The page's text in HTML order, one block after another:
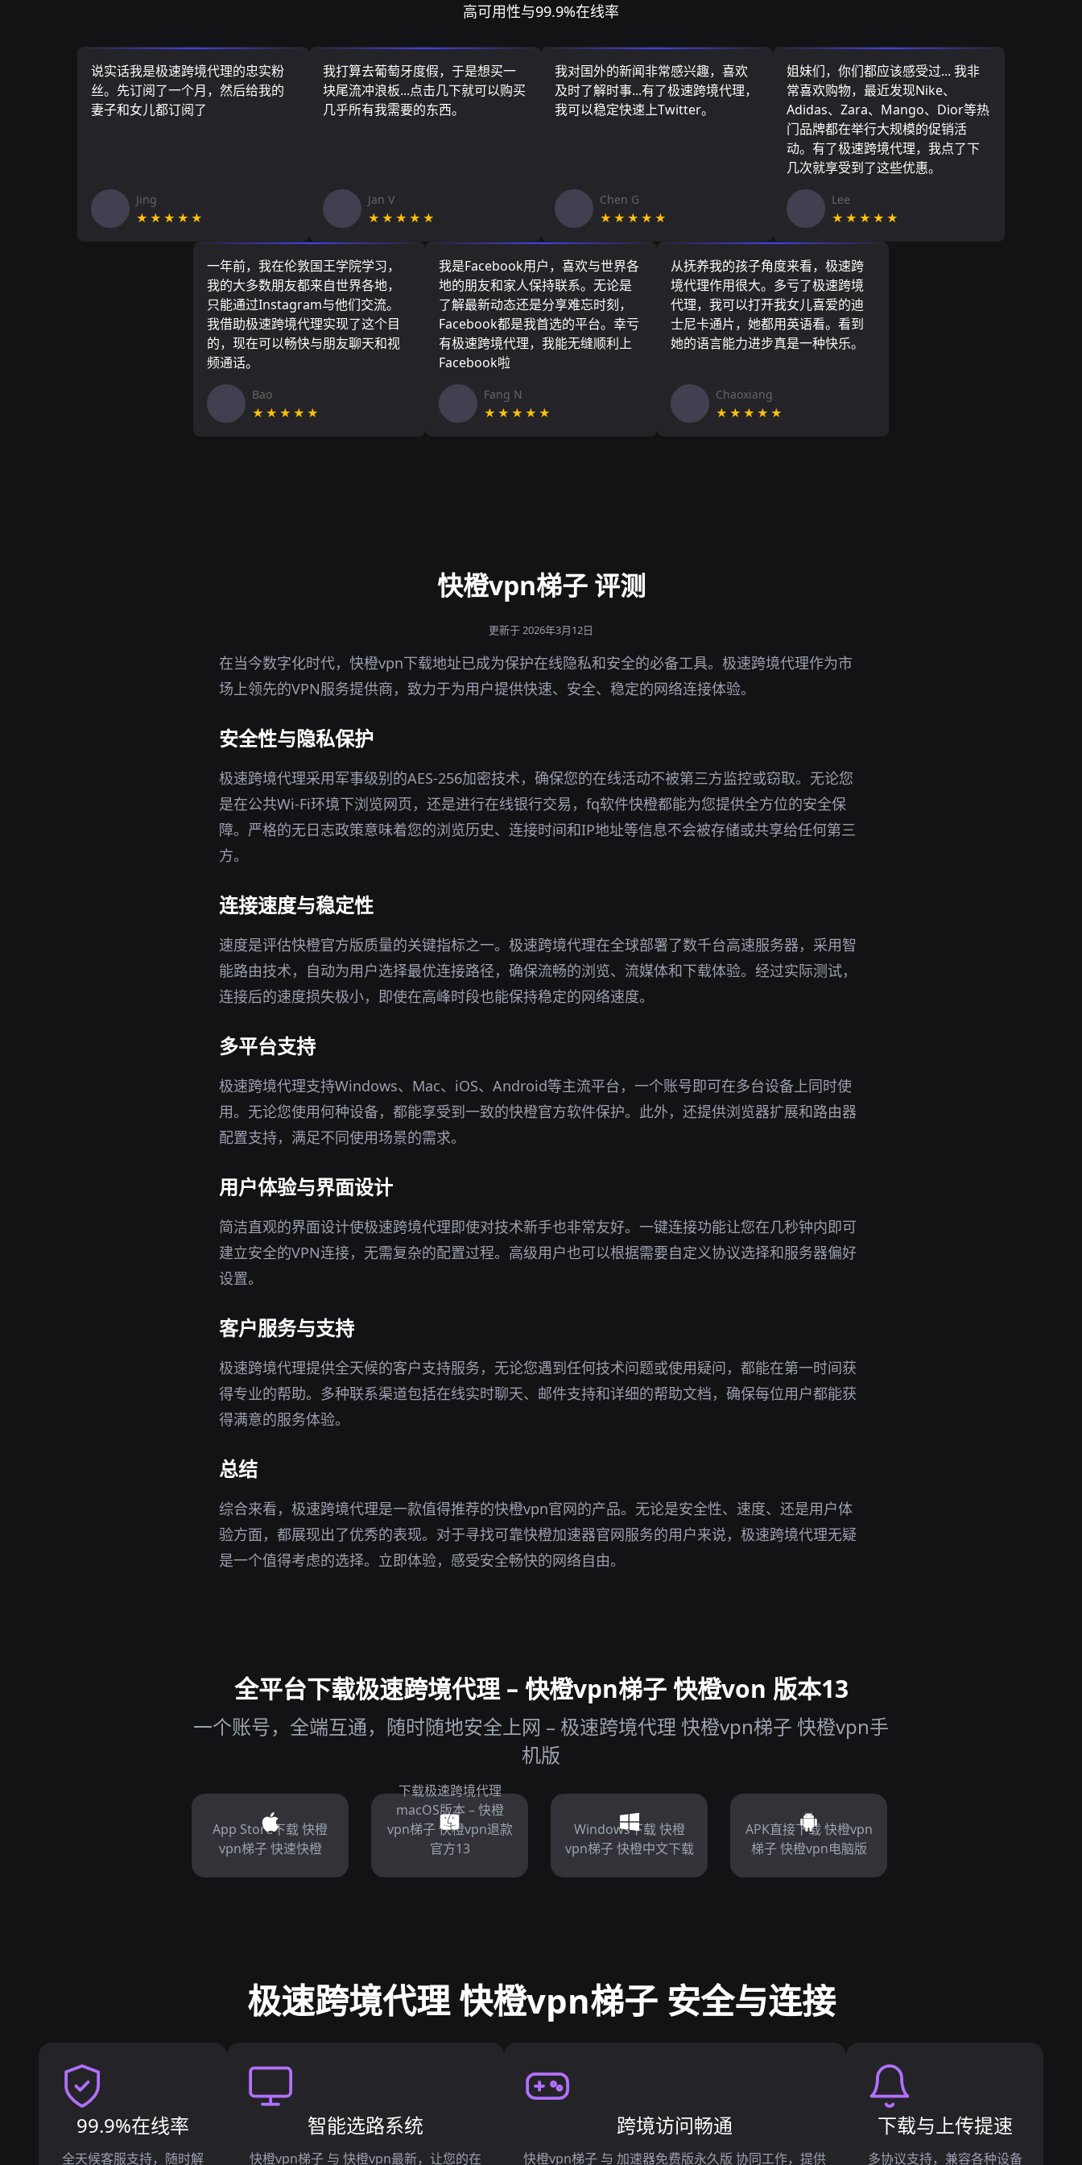
高可用性与99.9%在线率
说实话我是极速跨境代理的忠实粉
丝。先订阅了一个月，然后给我的
妻子和女儿都订阅了
Jing
★★★★★
我打算去葡萄牙度假，于是想买一
块尾流冲浪板...点击几下就可以购买
几乎所有我需要的东西。
Jan V
★★★★★
我对国外的新闻非常感兴趣，喜欢
及时了解时事...有了极速跨境代理，
我可以稳定快速上Twitter。
Chen G
★★★★★
姐妹们，你们都应该感受过... 我非
常喜欢购物，最近发现Nike、
Adidas、Zara、Mango、Dior等热
门品牌都在举行大规模的促销活
动。有了极速跨境代理，我点了下
几次就享受到了这些优惠。
Lee
★★★★★
一年前，我在伦敦国王学院学习，
我的大多数朋友都来自世界各地，
只能通过Instagram与他们交流。
我借助极速跨境代理实现了这个目
的，现在可以畅快与朋友聊天和视
频通话。
Bao
★★★★★
我是Facebook用户，喜欢与世界各
地的朋友和家人保持联系。无论是
了解最新动态还是分享难忘时刻，
Facebook都是我首选的平台。幸亏
有极速跨境代理，我能无缝顺利上
Facebook啦
Fang N
★★★★★
从抚养我的孩子角度来看，极速跨
境代理作用很大。多亏了极速跨境
代理，我可以打开我女儿喜爱的迪
士尼卡通片，她都用英语看。看到
她的语言能力进步真是一种快乐。
Chaoxiang
★★★★★
快橙vpn梯子 评测
更新于 2026年3月12日
在当今数字化时代，快橙vpn下载地址已成为保护在线隐私和安全的必备工具。极速跨境代理作为市
场上领先的VPN服务提供商，致力于为用户提供快速、安全、稳定的网络连接体验。
安全性与隐私保护
极速跨境代理采用军事级别的AES-256加密技术，确保您的在线活动不被第三方监控或窃取。无论您
是在公共Wi-Fi环境下浏览网页，还是进行在线银行交易，fq软件快橙都能为您提供全方位的安全保
障。严格的无日志政策意味着您的浏览历史、连接时间和IP地址等信息不会被存储或共享给任何第三
方。
连接速度与稳定性
速度是评估快橙官方版质量的关键指标之一。极速跨境代理在全球部署了数千台高速服务器，采用智
能路由技术，自动为用户选择最优连接路径，确保流畅的浏览、流媒体和下载体验。经过实际测试，
连接后的速度损失极小，即使在高峰时段也能保持稳定的网络速度。
多平台支持
极速跨境代理支持Windows、Mac、iOS、Android等主流平台，一个账号即可在多台设备上同时使
用。无论您使用何种设备，都能享受到一致的快橙官方软件保护。此外，还提供浏览器扩展和路由器
配置支持，满足不同使用场景的需求。
用户体验与界面设计
简洁直观的界面设计使极速跨境代理即使对技术新手也非常友好。一键连接功能让您在几秒钟内即可
建立安全的VPN连接，无需复杂的配置过程。高级用户也可以根据需要自定义协议选择和服务器偏好
设置。
客户服务与支持
极速跨境代理提供全天候的客户支持服务，无论您遇到任何技术问题或使用疑问，都能在第一时间获
得专业的帮助。多种联系渠道包括在线实时聊天、邮件支持和详细的帮助文档，确保每位用户都能获
得满意的服务体验。
总结
综合来看，极速跨境代理是一款值得推荐的快橙vpn官网的产品。无论是安全性、速度、还是用户体
验方面，都展现出了优秀的表现。对于寻找可靠快橙加速器官网服务的用户来说，极速跨境代理无疑
是一个值得考虑的选择。立即体验，感受安全畅快的网络自由。
全平台下载极速跨境代理 – 快橙vpn梯子 快橙von 版本13
一个账号，全端互通，随时随地安全上网 – 极速跨境代理 快橙vpn梯子 快橙vpn手
机版
App Store下载 快橙
vpn梯子 快速快橙
下载极速跨境代理
macOS版本 – 快橙
vpn梯子 快橙vpn退款
官方13
Windows下载 快橙
vpn梯子 快橙中文下载
APK直接下载 快橙vpn
梯子 快橙vpn电脑版
极速跨境代理 快橙vpn梯子 安全与连接
99.9%在线率
全天候客服支持，随时解
智能选路系统
快橙vpn梯子 与 快橙vpn最新，让您的在
跨境访问畅通
快橙vpn梯子 与 加速器免费版永久版 协同工作，提供
下载与上传提速
多协议支持，兼容各种设备